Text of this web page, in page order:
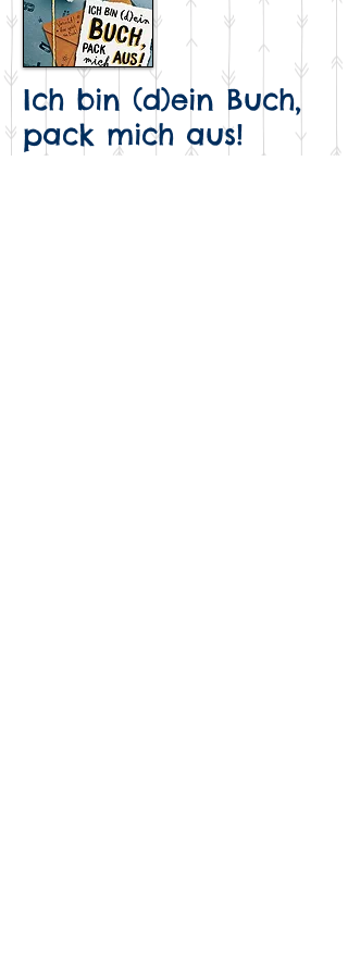
Ich bin (d)ein Buch,
pack mich aus!